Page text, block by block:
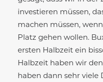
investieren müssen,
machen müssen,
Platz gehen wollen.
ersten Halbzeit ein
Halbzeit haben wir
haben dann sehr